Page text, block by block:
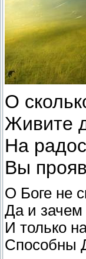
О
Живите
На
Вы
О Боге не
Да и зачем
И только
Способны